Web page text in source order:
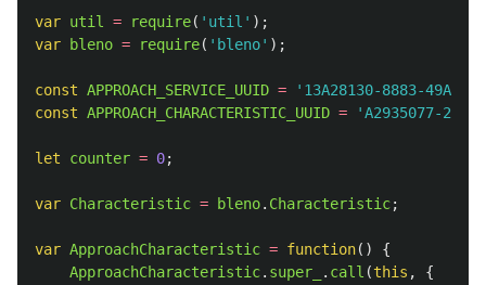
var util = require( ' util ' );
var
bleno = require( ' bleno' );
const APPROACH_SERVICE_UUID = ' 13A28130-8883-49A8-
const APPROACH_CHARACTERISTIC_UUID = 'A2935077-201F-
let counter = 0;
var Characteristic = bleno. Characteristic;
var ApproachCharacteristic = function()
{
ApproachCharacteristic. super_ . call (this ,
{